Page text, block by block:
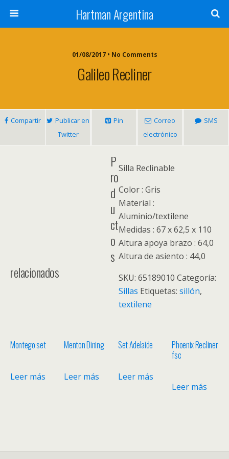
Hartman Argentina
01/08/2017 • No Comments
Galileo Recliner
Compartir
Publicar en
Twitter
Pin
Correo
electrónico
SMS
Silla Reclinable
Color : Gris
Material :
Aluminio/textilene
Medidas : 67 x 62,5 x 110
Altura apoya brazo : 64,0
Altura de asiento : 44,0
SKU:65189010 Categoría:
Sillas Etiquetas:sillón,
textilene
P
ro
d
u
ct
o
s
relacionados
Montego set
Leer más
Menton Dining
Leer más
Set Adelaide
Leer más
Phoenix Recliner
fsc
Leer más